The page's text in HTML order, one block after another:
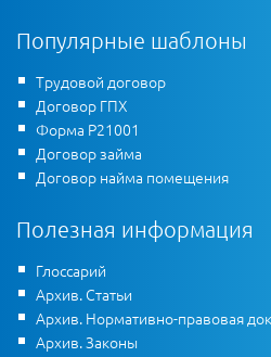
Популярные шаблоны
Трудовой договор
Договор ГПХ
Форма Р21001
Договор займа
Договор найма помещения
Полезная информация
Глоссарий
Архив. Статьи
Архив. Нормативно-правовая
Архив. Законы